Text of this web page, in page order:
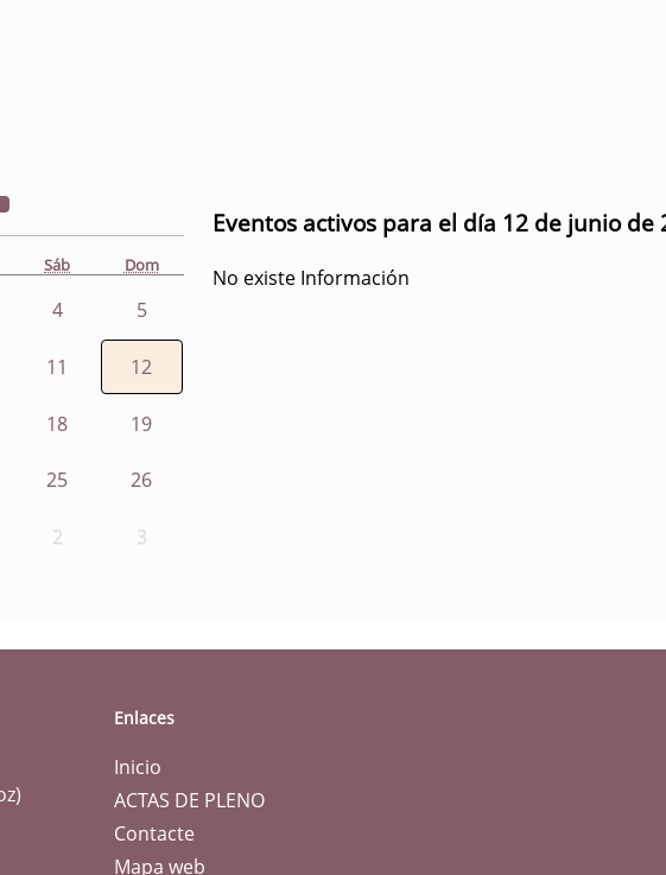
Sáb Dom
4 5
11 12
18 19
25 26
2 3
Eventos activos para el día 12 de junio de
No existe Información
Enlaces
Inicio
ACTAS DE PLENO
Contacte
Mapa web